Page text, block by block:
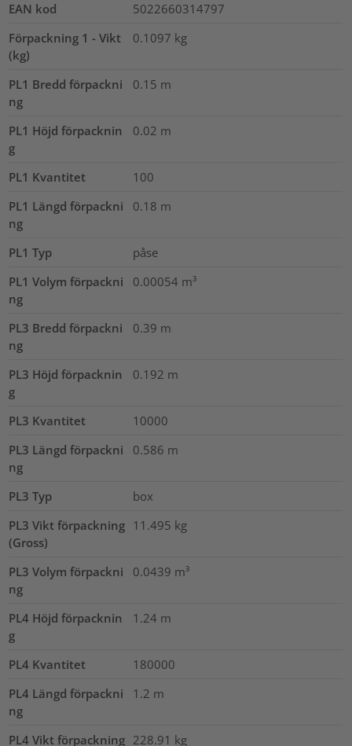
EAN kod
5022660314797
Förpackning 1 - Vikt
(kg)
0.1097 kg
PL1 Bredd förpackni
ng
0.15 m
PL1 Höjd förpacknin
g
0.02 m
PL1 Kvantitet
100
PL1 Längd förpackni
ng
0.18 m
PL1 Typ
påse
PL1 Volym förpackni
ng
0.00054 m³
PL3 Bredd förpackni
ng
0.39 m
PL3 Höjd förpacknin
g
0.192 m
PL3 Kvantitet
10000
PL3 Längd förpackni
ng
0.586 m
PL3 Typ
box
PL3 Vikt förpackning
(Gross)
11.495 kg
PL3 Volym förpackni
ng
0.0439 m³
PL4 Höjd förpacknin
g
1.24 m
PL4 Kvantitet
180000
PL4 Längd förpackni
ng
1.2 m
PL4 Vikt förpackning 228.91 kg